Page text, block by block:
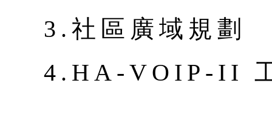
3.社區廣域規劃
4.HA-VOIP-II